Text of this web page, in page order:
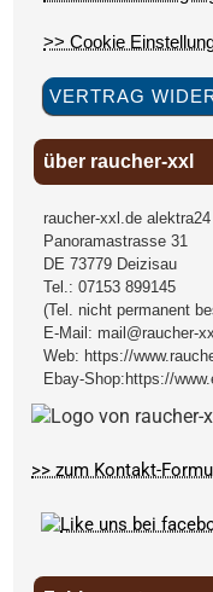
>> Cookie
VERTRAG
über raucher-xxl
raucher-xxl.de
Panoramastrasse 31
DE 73779 Deizisau
Tel.:07153 899145
(Tel. nicht permanent
E-Mail: mail@raucher-
Web: https://
Ebay-Shop: https://
>> zum Kontakt-